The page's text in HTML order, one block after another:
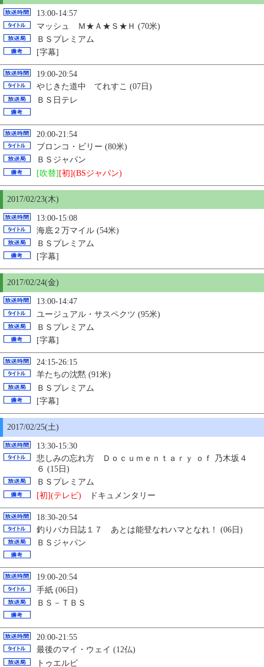
13:00-14:57
マッシュ Ｍ★Ａ★Ｓ★Ｈ (70米)
ＢＳプレミアム
[字幕]
19:00-20:54
やじきた道中 てれすこ (07日)
ＢＳ日テレ
20:00-21:54
ブロンコ・ビリー (80米)
ＢＳジャパン
[吹替][初](BSジャパン)
2017/02/23(木)
13:00-15:08
海底２万マイル (54米)
ＢＳプレミアム
[字幕]
2017/02/24(金)
13:00-14:47
ユージュアル・サスペクツ (95米)
ＢＳプレミアム
[字幕]
24:15-26:15
羊たちの沈黙 (91米)
ＢＳプレミアム
[字幕]
2017/02/25(土)
13:30-15:30
悲しみの忘れ方 Ｄｏｃｕｍｅｎｔａｒｙ ｏｆ 乃木坂４
６ (15日)
ＢＳプレミアム
[初](テレビ) ドキュメンタリー
18:30-20:54
釣りバカ日誌１７ あとは能登なれハマとなれ！ (06日)
ＢＳジャパン
19:00-20:54
手紙 (06日)
ＢＳ－ＴＢＳ
20:00-21:55
最後のマイ・ウェイ (12仏)
トゥエルビ